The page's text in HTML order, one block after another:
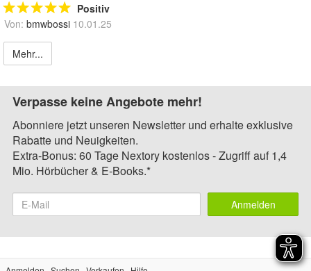
Positiv
Von: bmwbossi 10.01.25
Mehr...
Verpasse keine Angebote mehr!
Abonniere jetzt unseren Newsletter und erhalte exklusive
Rabatte und Neuigkeiten.
Extra-Bonus: 60 Tage Nextory kostenlos - Zugriff auf 1,4
Mio. Hörbücher & E-Books.*
Anmelden